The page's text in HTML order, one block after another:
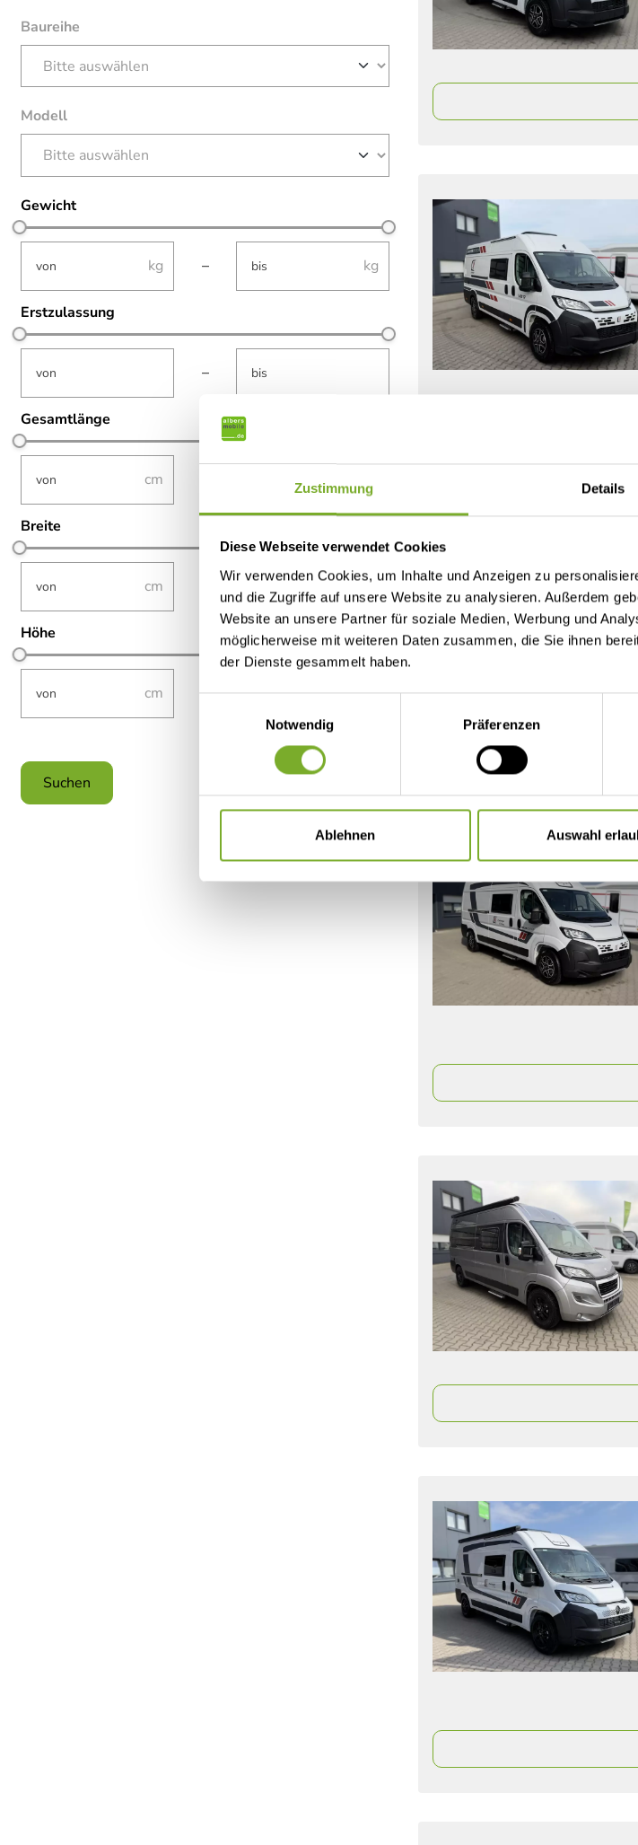
Zustimmung Details
Diese Webseite verwendet Cookies
Wir verwenden Cookies, um Inhalte und Anzeigen zu
und die Zugriffe auf unsere Website zu analysieren. Außerdem
Website an unsere Partner für soziale Medien, Werbung und
möglicherweise mit weiteren Daten zusammen, die Sie ihnen
der Dienste gesammelt haben.
Notwendig
Präferenzen
Ablehnen Auswahl
Baureihe
Modell
Gewicht
–
Erstzulassung
–
Gesamtlänge
not-visible
Breite
not-visible
Höhe
–